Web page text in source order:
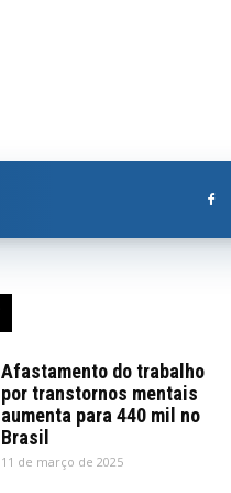
Afastamento do trabalho
por transtornos mentais
aumenta para 440 mil no
Brasil
11 de março de 2025